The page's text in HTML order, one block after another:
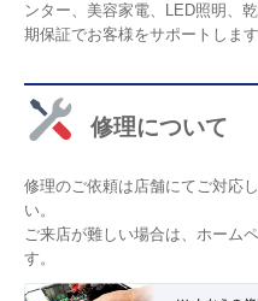
ンター、美容家電、LED照明、
期保証でお客様をサポートします
修理について
修理のご依頼は店舗にてご対応
い。
ご来店が難しい場合は、ホーム
す。